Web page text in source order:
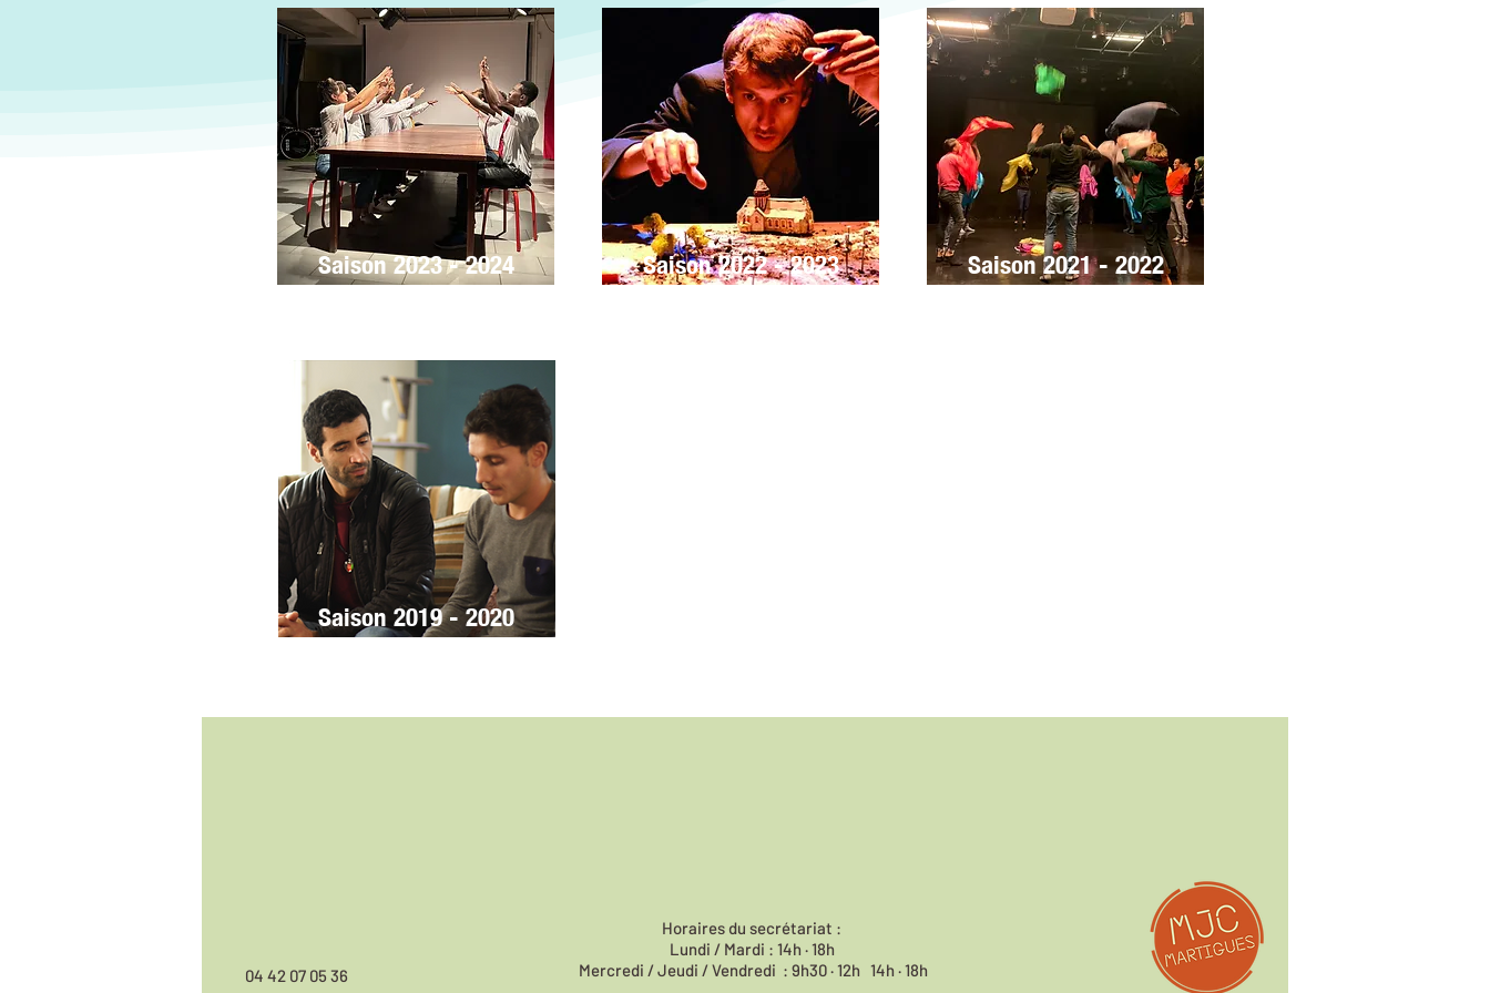
Saison 2023 - 2024 Saison 2022 - 2023 Saison 2021 - 2022
Saison 2019 - 2020
04 42 07 05 36
Horaires du secrétariat :
Lundi / Mardi : 14h · 18h
Mercredi / Jeudi / Vendredi : 9h30 · 12h 14h · 18h